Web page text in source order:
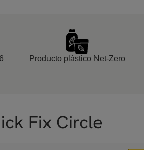
Producto plástico Net-Zero
Fix Circle